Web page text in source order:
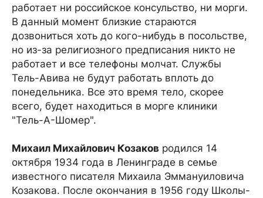
работает ни российское консульство, ни морги.
В данный момент близкие стараются
дозвониться хоть до кого-нибудь в посольстве,
но из-за религиозного предписания никто не
работает и все телефоны молчат. Службы
Тель-Авива не будут работать вплоть до
понедельника. Все это время тело, скорее
всего, будет находиться в морге клиники
"Тель-А-Шомер".
Михаил Михайлович Козаков родился 14
октября 1934 года в Ленинграде в семье
известного писателя Михаила Эммануиловича
Козакова. После окончания в 1956 году Школы-